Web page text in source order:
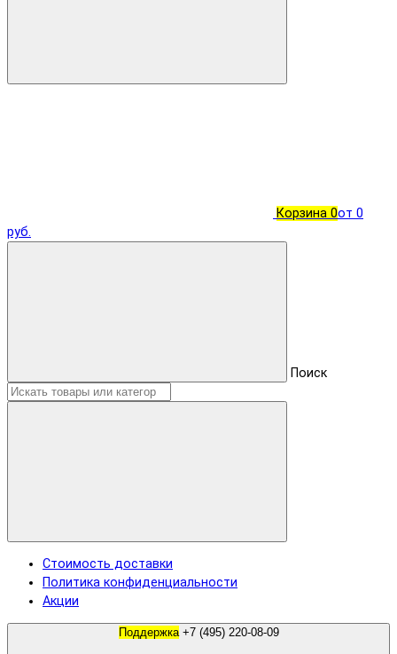
Корзина 0от 0
руб.
Поиск
Стоимость доставки
Политика конфиденциальности
Акции
Поддержка +7 (495) 220-08-09